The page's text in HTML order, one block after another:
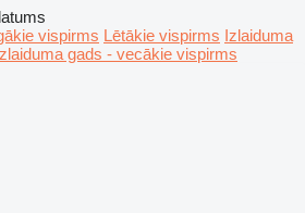
vispirms Lētākie vispirms Izlaiduma
gads - vecākie vispirms